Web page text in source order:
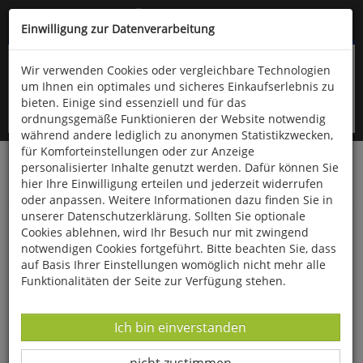
Kompletten Head der Seite überspringen
oder (06766) 9323-960
Startseite Bücher
Naturwissenschaften
Geowissenschaften
Heimische Mineralien im Vergleich
Einwilligung zur Datenverarbeitung
Wir verwenden Cookies oder vergleichbare Technologien
um Ihnen ein optimales und sicheres Einkaufserlebnis zu
bieten. Einige sind essenziell und für das
ordnungsgemäße Funktionieren der Website notwendig
während andere lediglich zu anonymen Statistikzwecken,
für Komforteinstellungen oder zur Anzeige
personalisierter Inhalte genutzt werden. Dafür können Sie
hier Ihre Einwilligung erteilen und jederzeit widerrufen
oder anpassen. Weitere Informationen dazu finden Sie in
unserer Datenschutzerklärung. Sollten Sie optionale
Cookies ablehnen, wird Ihr Besuch nur mit zwingend
notwendigen Cookies fortgeführt. Bitte beachten Sie, dass
auf Basis Ihrer Einstellungen womöglich nicht mehr alle
Funktionalitäten der Seite zur Verfügung stehen.
Datenverarbeitung -
Ich bin einverstanden